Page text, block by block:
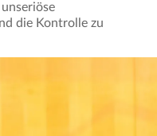
die Kontrolle zu